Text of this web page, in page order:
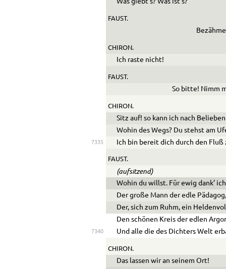
Was giebt’s? Was ist’s?
FAUST.
CHIRON.
Ich raste nicht!
FAUST.
So bitte! Nimm
CHIRON.
Sitz auf! so kann ich nach
Wohin des Wegs? Du stehst am
7335 Ich bin bereit dich durch den Fluß
FAUST.
(aufsitzend)
Wohin du willst. Für ewig dank’
Der große Mann der edle
Der, sich zum Ruhm, ein
Den schönen Kreis der edlen
7340 Und alle die des Dichters Welt
CHIRON.
Das lassen wir an seinem Ort!